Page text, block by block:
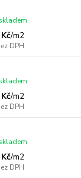
/m2
DPH
/m2
DPH
/m2
DPH